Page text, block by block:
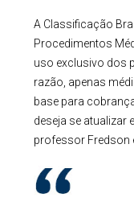
A Classificação
Procedimentos
uso exclusivo dos
razão, apenas
base para
deseja se atualizar
professor Fredson